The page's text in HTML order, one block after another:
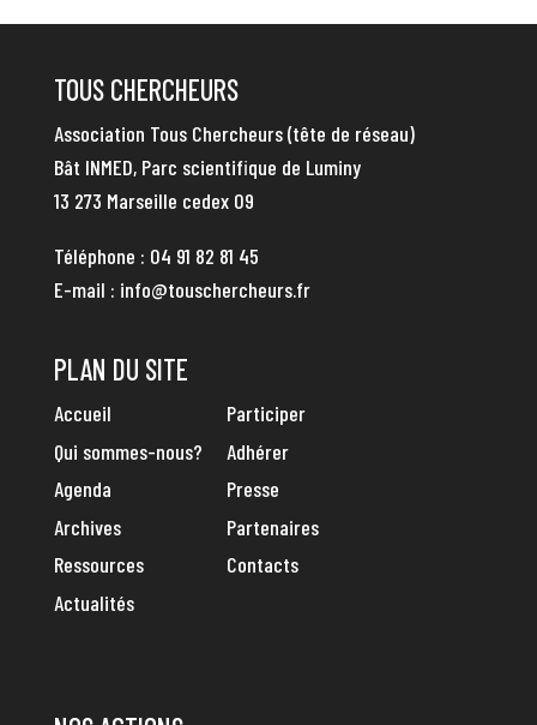
TOUS CHERCHEURS
Association Tous Chercheurs (tête de réseau)
Bât INMED, Parc scientifique de Luminy
13 273 Marseille cedex 09
Téléphone : 04 91 82 81 45
E-mail : info@touschercheurs.fr
PLAN DU SITE
Accueil
Qui sommes-nous?
Agenda
Archives
Ressources
Actualités
Participer
Adhérer
Presse
Partenaires
Contacts